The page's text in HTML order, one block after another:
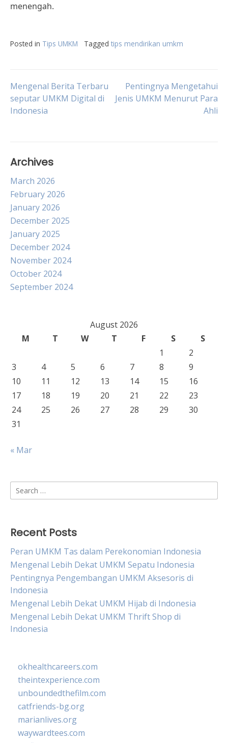
menengah.
Posted in Tips UMKM Tagged tips mendirikan umkm
Post
navigation
Mengenal Berita Terbaru
seputar UMKM Digital di
Indonesia
Pentingnya Mengetahui
Jenis UMKM Menurut Para
Ahli
Archives
March 2026
February 2026
January 2026
December 2025
January 2025
December 2024
November 2024
October 2024
September 2024
August 2026
M
T W T F S
S
1
2
3
4 5 6 7 8
9
10
11 12 13 14 15
16
17
18 19 20 21 22
23
24
25 26 27 28 29
30
31
« Mar
Search
for:
Recent Posts
Peran UMKM Tas dalam Perekonomian Indonesia
Mengenal Lebih Dekat UMKM Sepatu Indonesia
Pentingnya Pengembangan UMKM Aksesoris di
Indonesia
Mengenal Lebih Dekat UMKM Hijab di Indonesia
Mengenal Lebih Dekat UMKM Thrift Shop di
Indonesia
okhealthcareers.com
theintexperience.com
unboundedthefilm.com
catfriends-bg.org
marianlives.org
waywardtees.com